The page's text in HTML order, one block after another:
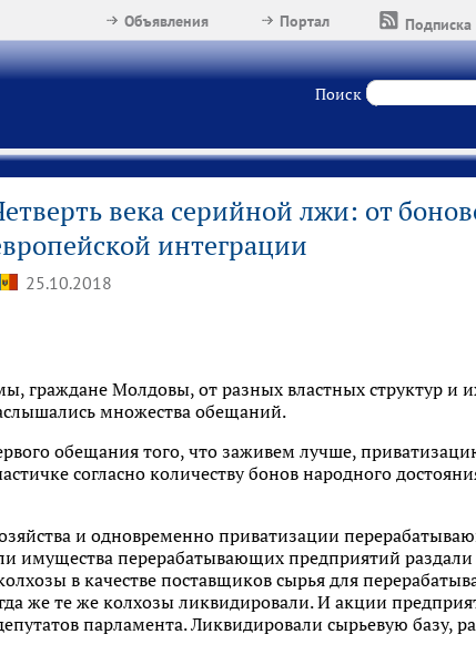
Подписка
Портал
Объявления
Поиск
века серийной лжи: от
интеграции
25.10.2018
граждане Молдовы, от разных властных структур и
множества обещаний.
обещания того, что заживем лучше,
согласно количеству бонов народного
и одновременно приватизации
имущества перерабатывающих предприятий раздали
в качестве поставщиков сырья для
же те же колхозы ликвидировали. И акции
парламента. Ликвидировали сырьевую базу,